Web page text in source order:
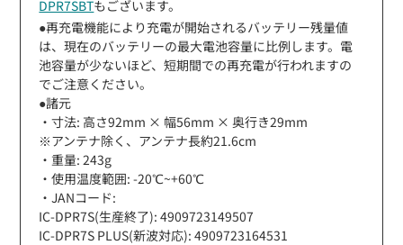
DPR7SBTもございます。
●再充電機能により充電が開始されるバッテリー残量値
は、現在のバッテリーの最大電池容量に比例します。電
池容量が少ないほど、短期間での再充電が行われますの
でご注意ください。
●諸元
・寸法: 高さ92mm × 幅56mm × 奥行き29mm
※アンテナ除く、アンテナ長約21.6cm
・重量: 243g
・使用温度範囲: -20℃~+60℃
・JANコード:
IC-DPR7S(生産終了): 4909723149507
IC-DPR7S PLUS(新波対応): 4909723164531